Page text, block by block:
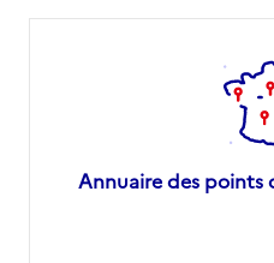
Annuaire des points